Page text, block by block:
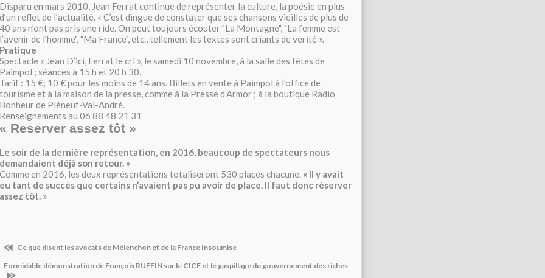
Disparu en mars 2010, Jean Ferrat continue de représenter la culture, la poésie en plus
d’un reflet de l’actualité. « C’est dingue de constater que ses chansons vieilles de plus de
40 ans n’ont pas pris une ride. On peut toujours écouter "La Montagne", "La femme est
l’avenir de l’homme", "Ma France", etc., tellement les textes sont criants de vérité ».
Pratique
Spectacle « Jean D’ici, Ferrat le cri », le samedi 10 novembre, à la salle des fêtes de
Paimpol ; séances à 15 h et 20 h 30.
Tarif : 15 €; 10 € pour les moins de 14 ans. Billets en vente à Paimpol à l’office de
tourisme et à la maison de la presse, comme à la Presse d’Armor ; à la boutique Radio
Bonheur de Pléneuf-Val-André.
Renseignements au 06 88 48 21 31
« Reserver assez tôt »
Le soir de la dernière représentation, en 2016, beaucoup de spectateurs nous
demandaient déjà son retour. »
Comme en 2016, les deux représentations totaliseront 530 places chacune. « Il y avait
eu tant de succès que certains n’avaient pas pu avoir de place. Il faut donc réserver
assez tôt. »
Ce que disent les avocats de Mélenchon et de la France Insoumise
Formidable démonstration de François RUFFIN sur le CICE et le gaspillage du gouvernement des riches